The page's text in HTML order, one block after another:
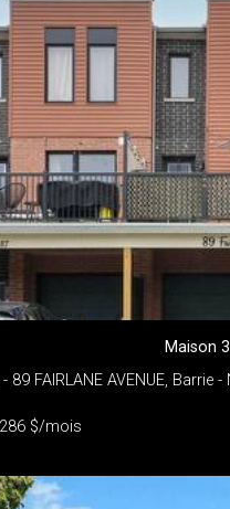
Maison
89 FAIRLANE AVENUE, Barrie -
$/mois